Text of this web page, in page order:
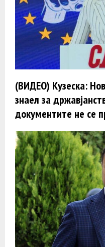
(ВИДЕО) Кузеска:
знаел за
документите не се